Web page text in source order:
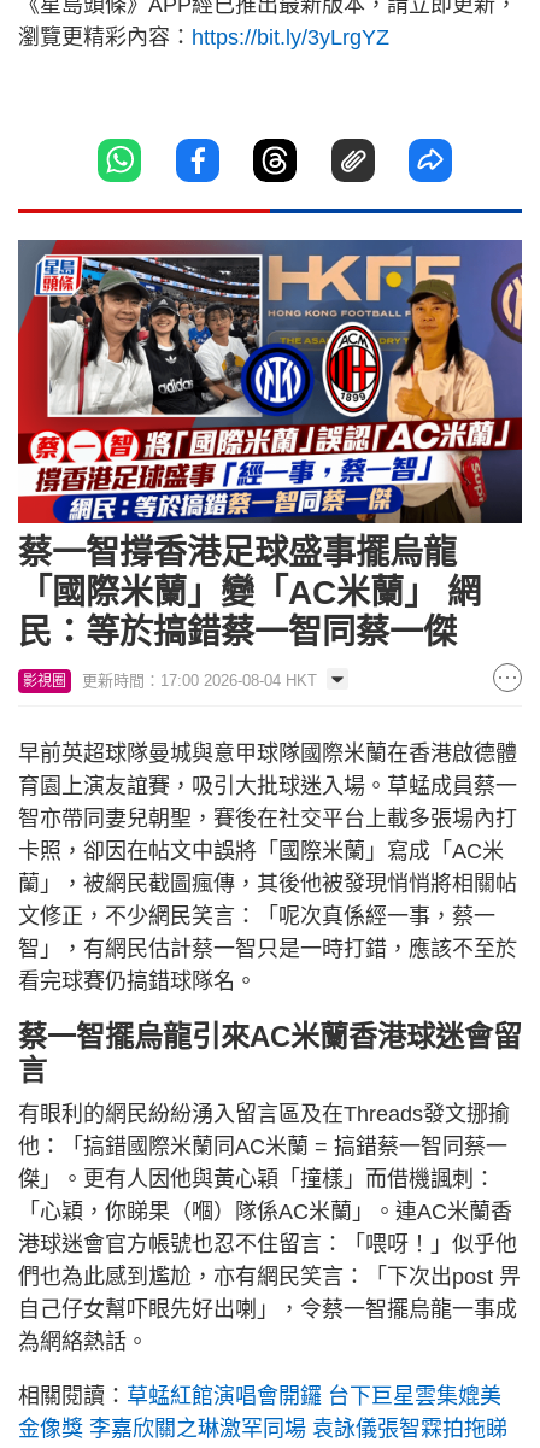
《星島頭條》APP經已推出最新版本，請立即更新，
瀏覽更精彩內容： https://bit.ly/3yLrgYZ
蔡一智撐香港足球盛事擺烏龍
「國際米蘭」變「AC米蘭」 網
民：等於搞錯蔡一智同蔡一傑
影視圈 更新時間：17:00 2026-08-04 HKT
早前英超球隊曼城與意甲球隊國際米蘭在香港啟德體
育園上演友誼賽，吸引大批球迷入場。草蜢成員蔡一
智亦帶同妻兒朝聖，賽後在社交平台上載多張場內打
卡照，卻因在帖文中誤將「國際米蘭」寫成「AC米
蘭」，被網民截圖瘋傳，其後他被發現悄悄將相關帖
文修正，不少網民笑言：「呢次真係經一事，蔡一
智」，有網民估計蔡一智只是一時打錯，應該不至於
看完球賽仍搞錯球隊名。
蔡一智擺烏龍引來AC米蘭香港球迷會留
言
有眼利的網民紛紛湧入留言區及在Threads發文挪揄
他：「搞錯國際米蘭同AC米蘭 = 搞錯蔡一智同蔡一
傑」。更有人因他與黃心穎「撞樣」而借機諷刺：
「心穎，你睇果（嗰）隊係AC米蘭」。連AC米蘭香
港球迷會官方帳號也忍不住留言：「喂呀！」似乎他
們也為此感到尷尬，亦有網民笑言：「下次出post 畀
自己仔女幫吓眼先好出喇」，令蔡一智擺烏龍一事成
為網絡熱話。
相關閱讀： 草蜢紅館演唱會開鑼 台下巨星雲集媲美
金像獎 李嘉欣關之琳激罕同場 袁詠儀張智霖拍拖睇